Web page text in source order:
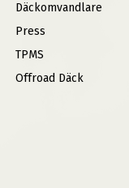
Däckomvandlare
Press
TPMS
Offroad Däck